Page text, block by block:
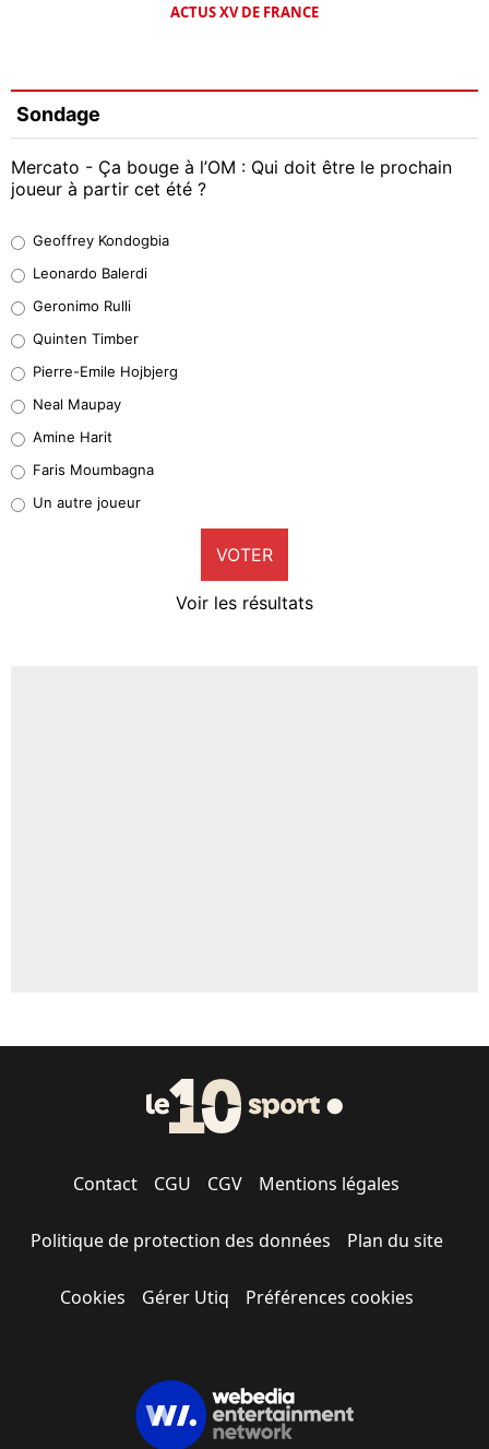
ACTUS XV DE FRANCE
Sondage
Mercato - Ça bouge à l’OM : Qui doit être le prochain
joueur à partir cet été ?
38%
32%
5%
1%
9%
Geoffrey Kondogbia
Leonardo Balerdi
Geronimo Rulli
Quinten Timber
Pierre-Emile Hojbjerg
Neal Maupay
Amine Harit
Faris Moumbagna
Un autre joueur
VOTER
Voir les résultats
Contact CGU CGV Mentions légales
Politique de protection des données Plan du site
Cookies Gérer Utiq Préférences cookies